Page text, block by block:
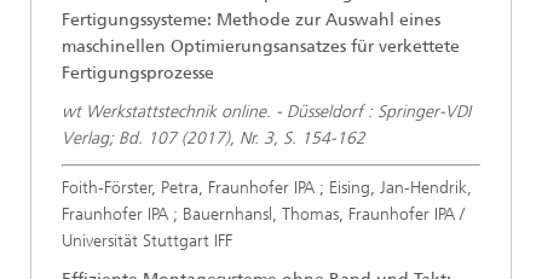
Fertigungssysteme: Methode zur Auswahl eines
maschinellen Optimierungsansatzes für verkettete
Fertigungsprozesse
wt Werkstattstechnik online. - Düsseldorf : Springer-VDI
Verlag; Bd. 107 (2017), Nr. 3, S. 154-162
Foith-Förster, Petra, Fraunhofer IPA ; Eising, Jan-Hendrik,
Fraunhofer IPA ; Bauernhansl, Thomas, Fraunhofer IPA /
Universität Stuttgart IFF